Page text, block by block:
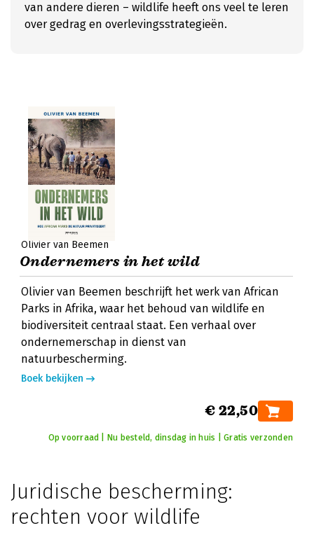
van andere dieren – wildlife heeft ons veel te leren
over gedrag en overlevingsstrategieën.
Olivier van Beemen
Ondernemers in het wild
Olivier van Beemen beschrijft het werk van African
Parks in Afrika, waar het behoud van wildlife en
biodiversiteit centraal staat. Een verhaal over
ondernemerschap in dienst van
natuurbescherming.
Boek bekijken
€ 22,50
Op voorraad | Nu besteld, dinsdag in huis | Gratis verzonden
Juridische bescherming:
rechten voor wildlife